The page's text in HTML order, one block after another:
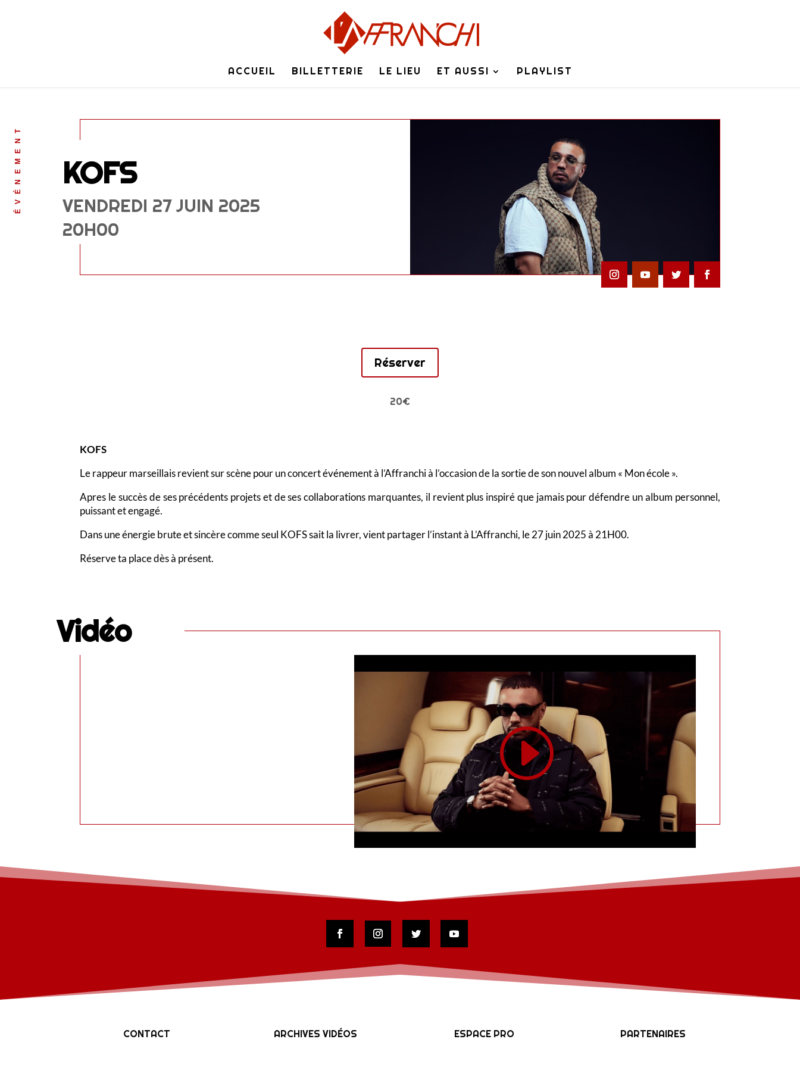
ACCUEIL BILLETTERIE LE LIEU ET AUSSI PLAYLIST
ÉVÉNEMENT KOFS
VENDREDI 27 JUIN 2025
20H00
Réserver
20€
KOFS
Le rappeur marseillais revient sur scène pour un concert événement à l’Affranchi à l’occasion de la sortie de son nouvel album « Mon école ».
Apres le succès de ses précédents projets et de ses collaborations marquantes, il revient plus inspiré que jamais pour défendre un album personnel,
puissant et engagé.
Dans une énergie brute et sincère comme seul KOFS sait la livrer, vient partager l’instant à L’Affranchi, le 27 juin 2025 à 21H00.
Réserve ta place dès à présent.
Vidéo
CONTACT ARCHIVES VIDÉOS ESPACE PRO PARTENAIRES